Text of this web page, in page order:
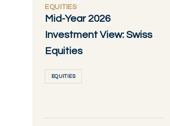
EQUITIES
Mid-Year 2026
Investment View: Swiss
Equities
EQUITIES